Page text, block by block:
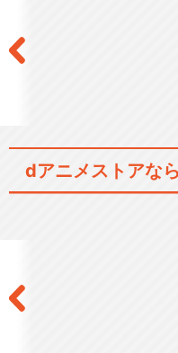
dアニメストアなら